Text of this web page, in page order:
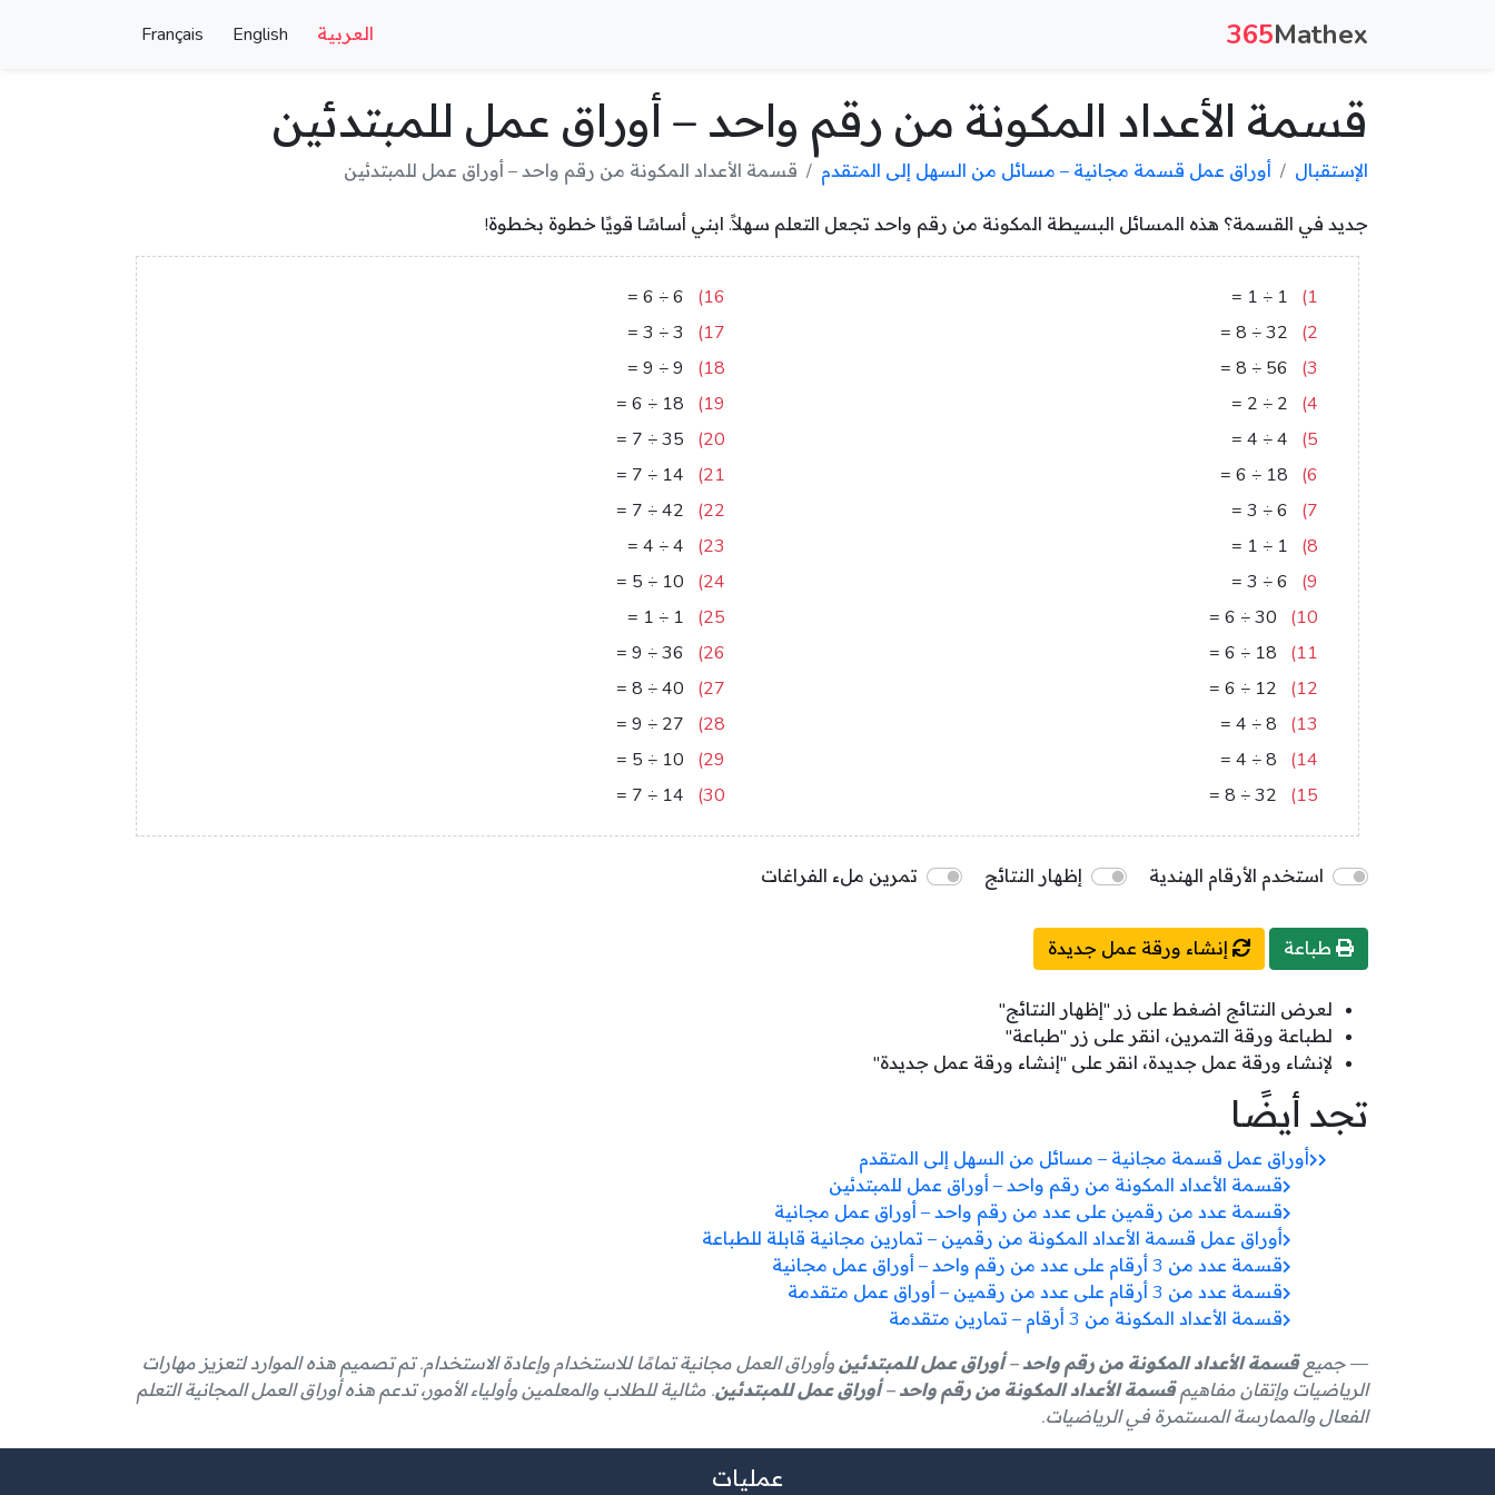
365Mathex العربية English
Français
قسمة الأعداد المكونة من رقم واحد – أوراق عمل للمبتدئين
الإستقبال أوراق عمل قسمة مجانية – مسائل من السهل إلى المتقدم قسمة الأعداد المكونة من رقم واحد – أوراق عمل للمبتدئين
جديد في القسمة؟ هذه المسائل البسيطة المكونة من رقم واحد تجعل التعلم سهلاً. ابني أساسًا قويًا خطوة بخطوة!
1)
1
÷
1
=
2)
32
÷
8
=
3)
56
÷
8
=
4)
2
÷
2
=
5)
4
÷
4
=
6)
18
÷
6
=
7)
6
÷
3
=
8)
1
÷
1
=
9)
6
÷
3
=
10)
30
÷
6
=
11)
18
÷
6
=
12)
12
÷
6
=
13)
8
÷
4
=
14)
8
÷
4
=
15)
32
÷
8
=
16)
6
÷
6
=
17)
3
÷
3
=
18)
9
÷
9
=
19)
18
÷
6
=
20)
35
÷
7
=
21)
14
÷
7
=
22)
42
÷
7
=
23)
4
÷
4
=
24)
10
÷
5
=
25)
1
÷
1
=
26)
36
÷
9
=
27)
40
÷
8
=
28)
27
÷
9
=
29)
10
÷
5
=
30)
14
÷
7
=
استخدم الأرقام الهندية إظهار النتائج تمرين ملء الفراغات
طباعة إنشاء ورقة عمل جديدة
لعرض النتائج اضغط على زر "إظهار النتائج"
لطباعة ورقة التمرين، انقر على زر "طباعة"
لإنشاء ورقة عمل جديدة، انقر على "إنشاء ورقة عمل جديدة"
تجد أيضًا
أوراق عمل قسمة مجانية – مسائل من السهل إلى المتقدم
قسمة الأعداد المكونة من رقم واحد – أوراق عمل للمبتدئين
قسمة عدد من رقمين على عدد من رقم واحد – أوراق عمل مجانية
أوراق عمل قسمة الأعداد المكونة من رقمين – تمارين مجانية قابلة للطباعة
قسمة عدد من 3 أرقام على عدد من رقم واحد – أوراق عمل مجانية
قسمة عدد من 3 أرقام على عدد من رقمين – أوراق عمل متقدمة
قسمة الأعداد المكونة من 3 أرقام – تمارين متقدمة
جميعقسمة الأعداد المكونة من رقم واحد – أوراق عمل للمبتدئينوأوراق العمل مجانية تمامًا للاستخدام وإعادة الاستخدام. تم تصميم هذه الموارد لتعزيز مهارات
الرياضيات وإتقان مفاهيمقسمة الأعداد المكونة من رقم واحد – أوراق عمل للمبتدئين. مثالية للطلاب والمعلمين وأولياء الأمور، تدعم هذه أوراق العمل المجانية التعلم
الفعال والممارسة المستمرة في الرياضيات.
عمليات